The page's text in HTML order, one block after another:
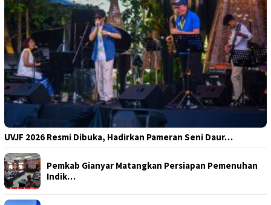
UVJF 2026 Resmi Dibuka, Hadirkan Pameran Seni Daur…
Pemkab Gianyar Matangkan Persiapan Pemenuhan
Indik…